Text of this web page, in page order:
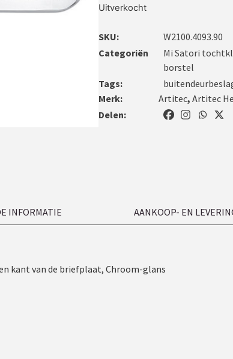
Uitverkocht
SKU:
W2100.4093.90
Categoriën
Mi Satori
borstel
Tags:
Merk:
Artitec, Artitec
Delen:
INFORMATIE AANKOOP- EN
kant van de briefplaat, Chroom-glans